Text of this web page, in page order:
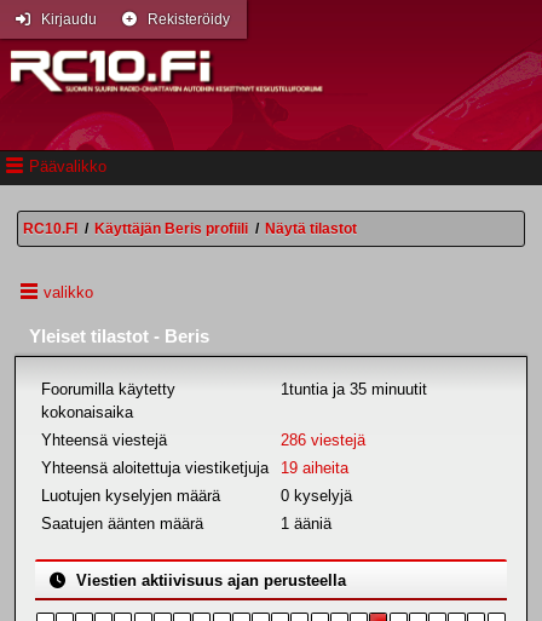
Päävalikko
Kirjaudu Rekisteröidy
RC10.FI / Käyttäjän Beris profiili / Näytä tilastot
valikko
Yleiset tilastot - Beris
Foorumilla käytetty
kokonaisaika
1tuntia ja 35 minuutit
Yhteensä viestejä
286 viestejä
Yhteensä aloitettuja viestiketjuja
19 aiheita
Luotujen kyselyjen määrä
0 kyselyjä
Saatujen äänten määrä
1 ääniä
Viestien aktiivisuus ajan perusteella